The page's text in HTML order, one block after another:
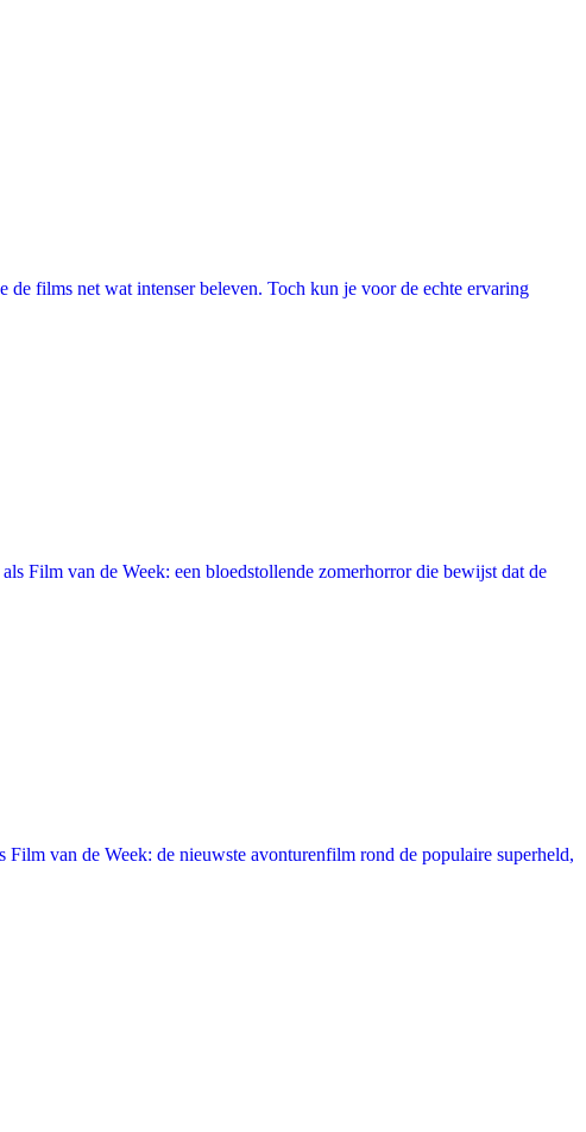
films net wat intenser beleven. Toch kun je voor de echte ervaring
Film van de Week: een bloedstollende zomerhorror die bewijst dat de
van de Week: de nieuwste avonturenfilm rond de populaire superheld,